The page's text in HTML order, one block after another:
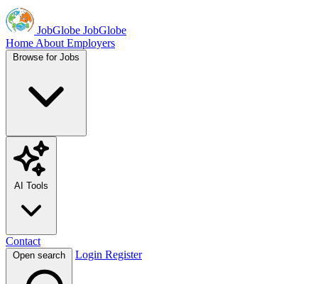
JobGlobe JobGlobe
Home About Employers
Browse for Jobs
AI Tools
Contact
Open search Login Register